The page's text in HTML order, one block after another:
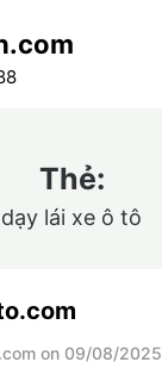
Thẻ:
dạy lái xe ô tô
on 09/08/2025